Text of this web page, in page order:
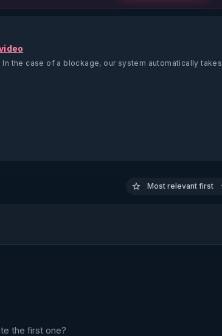
In the case of a blockage, our system automatically takes
Most relevant first
the first one?